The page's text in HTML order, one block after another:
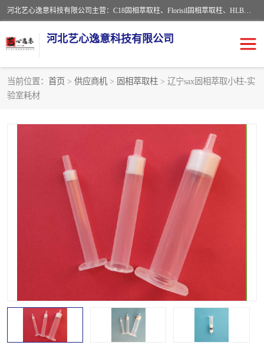
河北艺心逸意科技有限公司主营：C18固相萃取柱、Florisil固相萃取柱、HLB固相萃取柱、MCX固相萃取柱、QuEChERS、固相萃取空柱、针式过滤器 、固相萃取柱、黄曲霉毒素亲和柱。全国咨询热线：18630105913。河北艺心逸意科技有限公司接受来样定做，我们秉承着“顾客至上，锐意进取”的经营理念，坚持客户至上的原则为广大客户提供优质的服务，欢迎广大客户惠顾！免费咨询！
河北艺心逸意科技有限公司
当前位置： 首页 > 供应商机 > 固相萃取柱 > 辽宁sax固相萃取小柱-实
验室耗材
固相萃取柱
QuEChERS SPE填料
ELISA试剂盒 过滤器/滤膜
多功能净化柱 SPE配件
96孔板